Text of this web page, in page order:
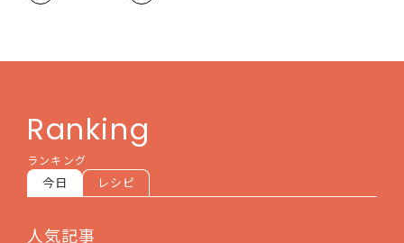
Ranking
ランキング
今日 レシピ
人気記事